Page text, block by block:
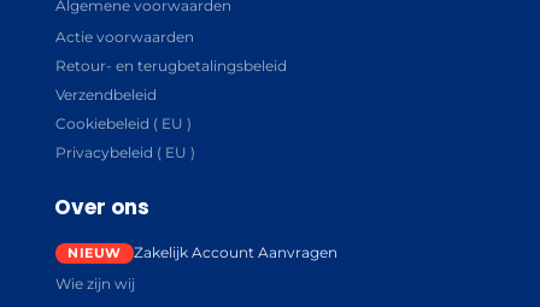
Algemene voorwaarden
Actie voorwaarden
Retour- en terugbetalingsbeleid
Verzendbeleid
Cookiebeleid ( EU )
Privacybeleid ( EU )
Over ons
Zakelijk Account Aanvragen
Wie zijn wij